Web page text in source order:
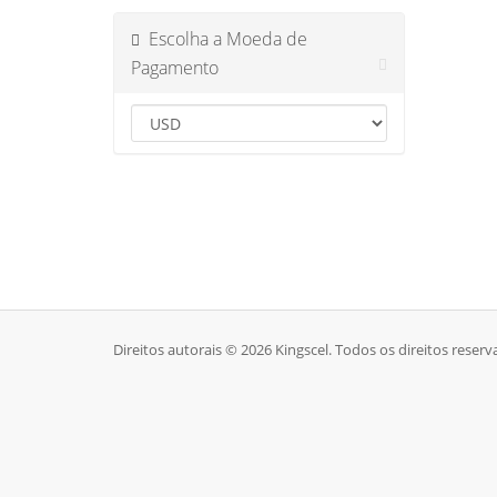
Escolha a Moeda de
Pagamento
Direitos autorais © 2026 Kingscel. Todos os direitos